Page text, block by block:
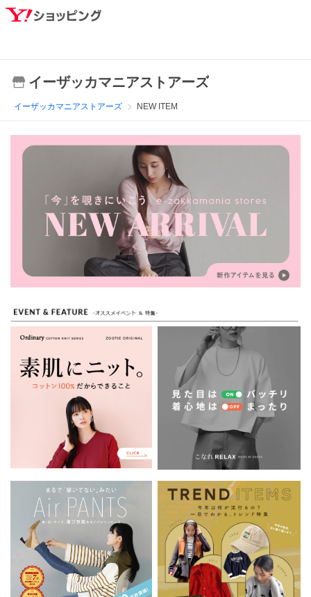
イーザッカマニアストアーズ
イーザッカマニアストアーズ NEW ITEM